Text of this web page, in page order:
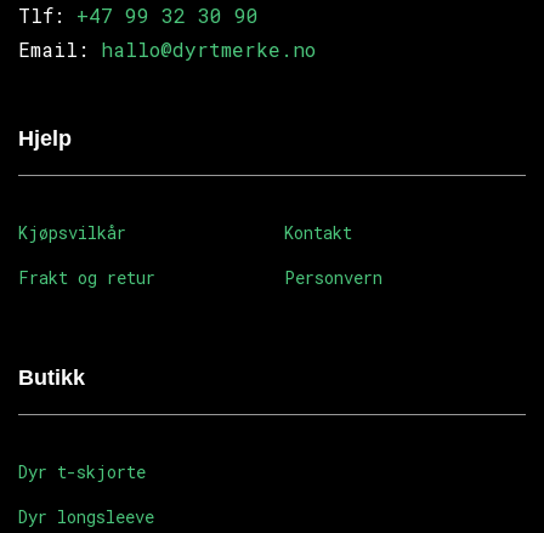
Tlf: +47 99 32 30 90
Email: hallo@dyrtmerke.no
Hjelp
Kjøpsvilkår
Frakt og retur
Kontakt
Personvern
Butikk
Dyr t-skjorte
Dyr longsleeve